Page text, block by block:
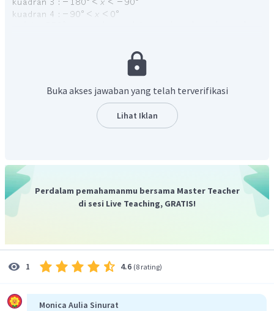
hubungan radian dan derajat :
sehingga nilai radian pada sudut
Buka akses jawaban yang telah terverifikasi
Lihat Iklan
Perdalam pemahamanmu bersama Master Teacher
di sesi Live Teaching, GRATIS!
1 4.6 (8 rating)
Monica Aulia Sinurat